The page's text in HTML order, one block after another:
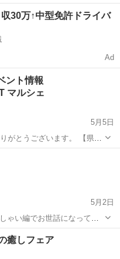
プログラムをマルシェe.t.c.
とより、大人まで楽しんで
夜市
収30万↑中型免許ドライバ
Ad
ント情報
マルシェ
5月5日
うございます。 【県内
技の館にて
が開催されるにあたり 高越
5月2日
ゃい編でお世話になってい
プログラムをマルシェe.t.c.
とより、大人まで楽しんで
他 マルシェ
癒しフェア